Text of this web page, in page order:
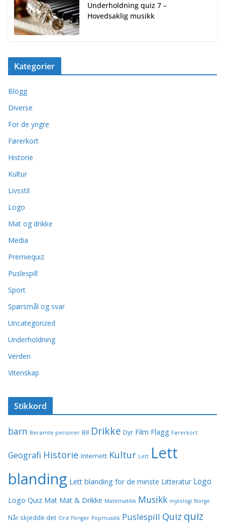
Underholdning quiz 7 –
Hovedsaklig musikk
Kategorier
Blogg
Diverse
For de yngre
Førerkort
Historie
Kultur
Livsstil
Logo
Mat og drikke
Media
Premiequiz
Puslespill
Sport
Spørsmål og svar
Uncategorized
Underholdning
Verden
Vitenskap
Stikkord
barn Berømte personer Bil Drikke Dyr Film Flagg Førerkort
Geografi Historie Internett Kultur Lett Lett
blanding Lett blanding for de minste Litteratur Logo
Logo Quiz Mat Mat & Drikke Matematikk Musikk mytologi Norge
Når skjedde det Ord Penger Popmusikk Puslespill Quiz quiz